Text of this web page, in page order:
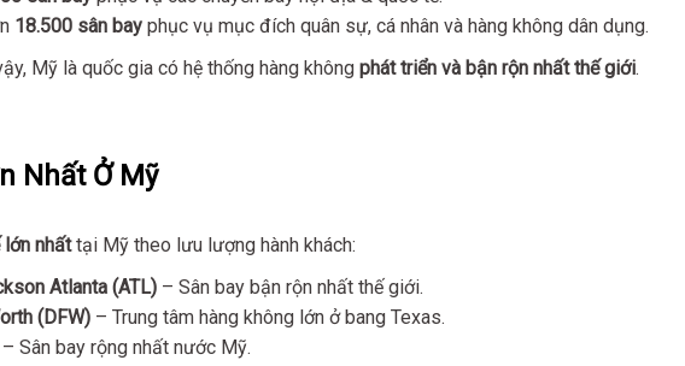
18.500 sân bay phục vụ mục đích quân sự, cá nhân và hàng không dân dụng.
Mỹ là quốc gia có hệ thống hàng khôngphát triển và bận rộn nhất thế giới.
Nhất Ở Mỹ
nhấttại Mỹ theo lưu lượng hành khách:
Atlanta (ATL) – Sân bay bận rộn nhất thế giới.
(DFW) – Trung tâm hàng không lớn ở bang Texas.
– Sân bay rộng nhất nước Mỹ.